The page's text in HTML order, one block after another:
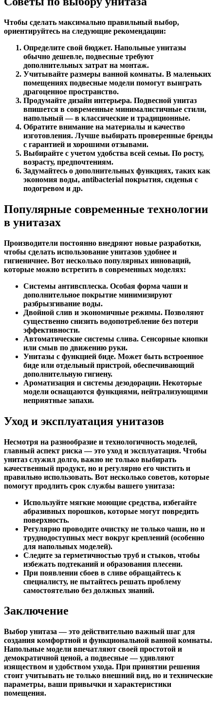
Чтобы сделать максимально правильный выбор,
ориентируйтесь на следующие рекомендации:
Определите свой бюджет. Напольные унитазы
обычно дешевле, подвесные требуют
дополнительных затрат на монтаж.
Учитывайте размеры ванной комнаты. В маленьких
помещениях подвесные модели помогут выиграть
драгоценное пространство.
Продумайте дизайн интерьера. Подвесной унитаз
впишется в современные минималистичные стили,
напольный — в классические и традиционные.
Обратите внимание на материалы и качество
изготовления. Лучше выбирать проверенные бренды
с гарантией и хорошими отзывами.
Выбирайте с учетом удобства всей семьи. По росту,
возрасту, предпочтениям.
Задумайтесь о дополнительных функциях, таких как
экономия воды, antibacterial покрытия, сиденья с
подогревом и др.
Популярные современные технологии
в унитазах
Производители постоянно внедряют новые разработки,
чтобы сделать использование унитазов удобнее и
гигиеничнее. Вот несколько популярных инноваций,
которые можно встретить в современных моделях:
Системы антивсплеска. Особая форма чаши и
дополнительное покрытие минимизируют
разбрызгивание воды.
Двойной слив и экономичные режимы. Позволяют
существенно снизить водопотребление без потери
эффективности.
Автоматические системы слива. Сенсорные кнопки
или смыв по движению руки.
Унитазы с функцией биде. Может быть встроенное
биде или отдельный пристрой, обеспечивающий
дополнительную гигиену.
Ароматизация и системы дезодорации. Некоторые
модели оснащаются функциями, нейтрализующими
неприятные запахи.
Уход и эксплуатация унитазов
Несмотря на разнообразие и технологичность моделей,
главный аспект риска — это уход и эксплуатация. Чтобы
унитаз служил долго, важно не только выбирать
качественный продукт, но и регулярно его чистить и
правильно использовать. Вот несколько советов, которые
помогут продлить срок службы вашего унитаза:
Используйте мягкие моющие средства, избегайте
абразивных порошков, которые могут повредить
поверхность.
Регулярно проводите очистку не только чаши, но и
труднодоступных мест вокруг креплений (особенно
для напольных моделей).
Следите за герметичностью труб и стыков, чтобы
избежать подтеканий и образования плесени.
При появлении сбоев в сливе обращайтесь к
специалисту, не пытайтесь решать проблему
самостоятельно без должных знаний.
Заключение
Выбор унитаза — это действительно важный шаг для
создания комфортной и функциональной ванной комнаты.
Напольные модели впечатляют своей простотой и
демократичной ценой, а подвесные — удивляют
изяществом и удобством ухода. При принятии решения
стоит учитывать не только внешний вид, но и технические
параметры, ваши привычки и характеристики
помещения.